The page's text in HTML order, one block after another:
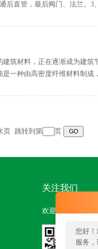
您好！
服务
后直管，最后阀门、法兰。3
筑材料，正在逐渐成为建筑
一种由高密度纤维材料制成
页 跳转到第 页
关注我们
欢迎您关注我们